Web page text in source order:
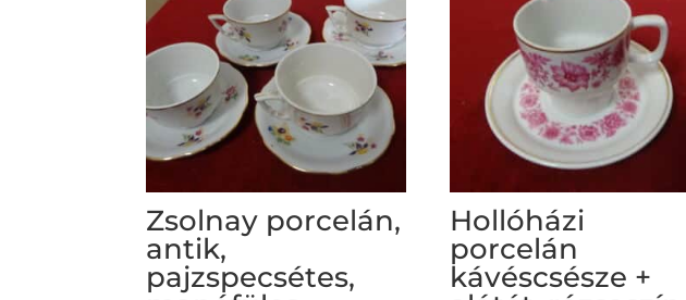
Zsolnay porcelán,
antik,
pajzspecsétes,
Hollóházi
porcelán
kávéscsésze +